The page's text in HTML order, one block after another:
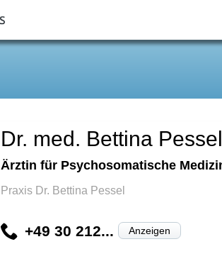
Dr. med. Bettina Pessel
Ärztin für Psychosomatische
Praxis Dr. Bettina Pessel
+49 30 212... Anzeigen